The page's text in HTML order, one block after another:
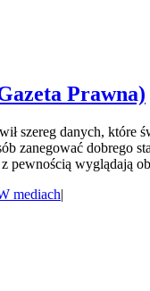
Prawna)
szereg danych,
zanegować dobrego
wyglądają
mediach|